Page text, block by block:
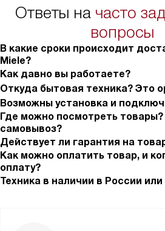
Ответы на часто
вопросы
В какие сроки происходит
Miele?
Как давно вы работаете?
Откуда бытовая техника? Это
Возможны установка и
Где можно посмотреть товары?
самовывоз?
Действует ли гарантия на
Как можно оплатить товар, и
оплату?
Техника в наличии в России